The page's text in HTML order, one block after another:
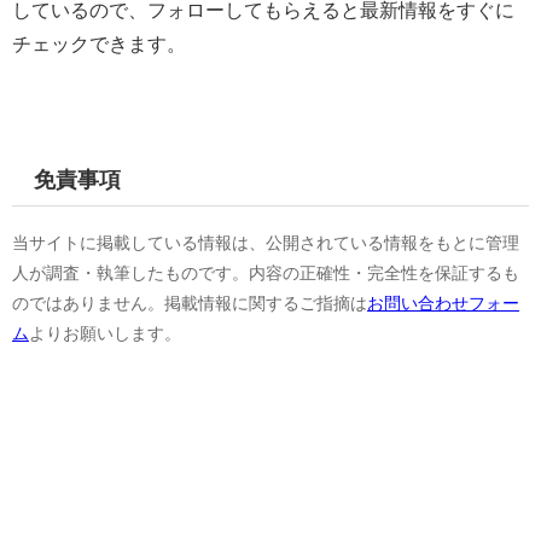
しているので、フォローしてもらえると最新情報をすぐに
チェックできます。
免責事項
当サイトに掲載している情報は、公開されている情報をもとに管理
人が調査・執筆したものです。内容の正確性・完全性を保証するも
のではありません。掲載情報に関するご指摘はお問い合わせフォー
ムよりお願いします。